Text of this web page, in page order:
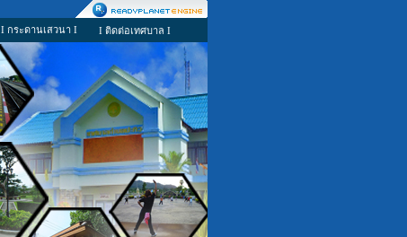
I กระดานเสวนา I I ติดต่อเทศบาล I